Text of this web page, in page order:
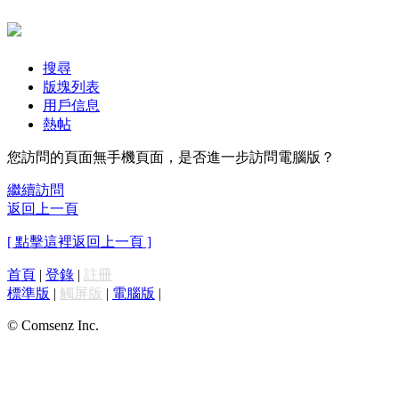
搜尋
版塊列表
用戶信息
熱帖
您訪問的頁面無手機頁面，是否進一步訪問電腦版？
繼續訪問
返回上一頁
[ 點擊這裡返回上一頁 ]
首頁 | 登錄 | 註冊
標準版 | 觸屏版 | 電腦版 |
© Comsenz Inc.